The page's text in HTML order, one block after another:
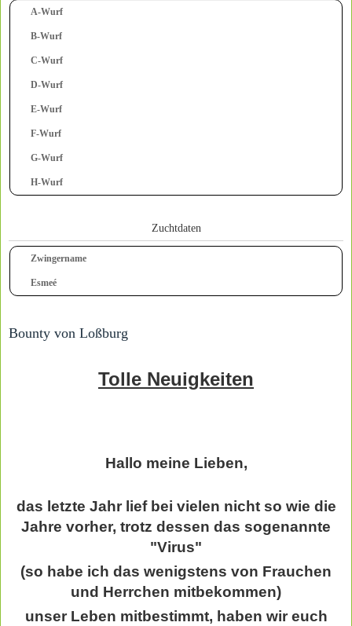
A-Wurf
B-Wurf
C-Wurf
D-Wurf
E-Wurf
F-Wurf
G-Wurf
H-Wurf
Zuchtdaten
Zwingername
Esmeé
Bounty von Loßburg
Tolle Neuigkeiten
Hallo meine Lieben,
das letzte Jahr lief bei vielen nicht so wie die
Jahre vorher, trotz dessen das sogenannte
"Virus"
(so habe ich das wenigstens von Frauchen
und Herrchen mitbekommen)
unser Leben mitbestimmt, haben wir euch